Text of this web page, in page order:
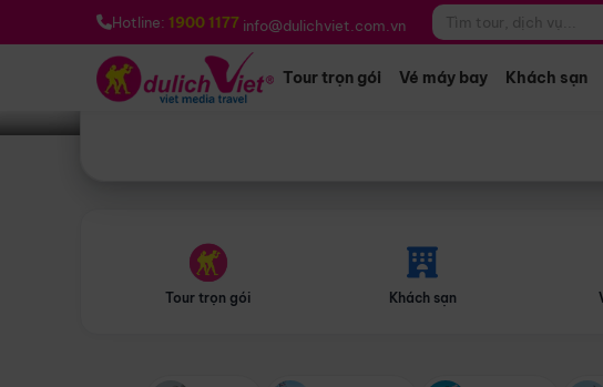
Hotline: 1900 1177 info@dulichviet.com.vn
Tour trọn gói Vé máy bay Khách sạn
Bạn muốn đi đâu? *
Tour trọn gói Khách sạn